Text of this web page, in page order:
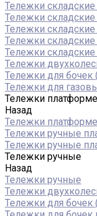
Тележки
Тележки
Тележки
Тележки
Тележки
Тележки
Тележки для бочек
Тележки для
Тележки
Назад
Тележки
Тележки ручные
Тележки ручные
Тележки ручные
Назад
Тележки ручные
Тележки
Тележки для бочек